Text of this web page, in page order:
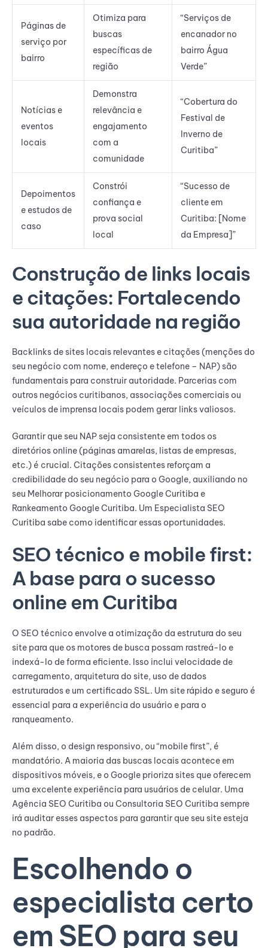
Páginas de
serviço por
bairro
Otimiza para
buscas
específicas de
região
“Serviços de
encanador no
bairro Água
Verde”
Notícias e
eventos
locais
Demonstra
relevância e
engajamento
com a
comunidade
“Cobertura do
Festival de
Inverno de
Curitiba”
Depoimentos
e estudos de
caso
Constrói
confiança e
prova social
local
“Sucesso de
cliente em
Curitiba: [Nome
da Empresa]”
Construção de links locais
e citações: Fortalecendo
sua autoridade na região
Backlinks de sites locais relevantes e citações (menções do
seu negócio com nome, endereço e telefone – NAP) são
fundamentais para construir autoridade. Parcerias com
outros negócios curitibanos, associações comerciais ou
veículos de imprensa locais podem gerar links valiosos.
Garantir que seu NAP seja consistente em todos os
diretórios online (páginas amarelas, listas de empresas,
etc.) é crucial. Citações consistentes reforçam a
credibilidade do seu negócio para o Google, auxiliando no
seu Melhorar posicionamento Google Curitiba e
Rankeamento Google Curitiba. Um Especialista SEO
Curitiba sabe como identificar essas oportunidades.
SEO técnico e mobile first:
A base para o sucesso
online em Curitiba
O SEO técnico envolve a otimização da estrutura do seu
site para que os motores de busca possam rastreá-lo e
indexá-lo de forma eficiente. Isso inclui velocidade de
carregamento, arquitetura do site, uso de dados
estruturados e um certificado SSL. Um site rápido e seguro é
essencial para a experiência do usuário e para o
ranqueamento.
Além disso, o design responsivo, ou “mobile first”, é
mandatório. A maioria das buscas locais acontece em
dispositivos móveis, e o Google prioriza sites que oferecem
uma excelente experiência para usuários de celular. Uma
Agência SEO Curitiba ou Consultoria SEO Curitiba sempre
irá auditar esses aspectos para garantir que seu site esteja
no padrão.
Escolhendo o
especialista certo
em SEO para seu